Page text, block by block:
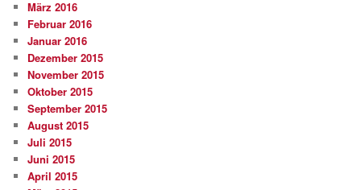
März 2016
Februar 2016
Januar 2016
Dezember 2015
November 2015
Oktober 2015
September 2015
August 2015
Juli 2015
Juni 2015
April 2015